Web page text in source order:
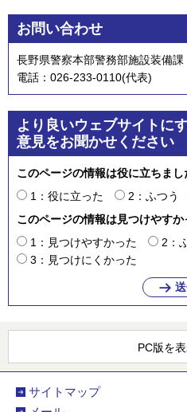
お問い合わせ
長野県警察本部警務部施設装備課
電話：026-233-0110(代表)
より良いウェブサイトに
意見をお聞かせください
このページの情報は役に立ちまし
1：役に立った
2：ふつう
このページの情報は見つけやすか
1：見つけやすかった
2：
3：見つけにくかった
PC版を
サイトマップ